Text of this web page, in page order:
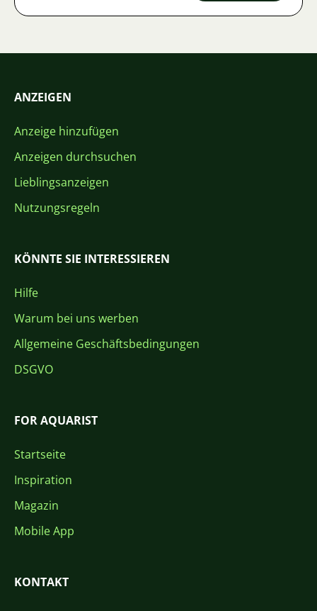
ANZEIGEN
Anzeige hinzufügen
Anzeigen durchsuchen
Lieblingsanzeigen
Nutzungsregeln
KÖNNTE SIE INTERESSIEREN
Hilfe
Warum bei uns werben
Allgemeine Geschäftsbedingungen
DSGVO
FOR AQUARIST
Startseite
Inspiration
Magazin
Mobile App
KONTAKT